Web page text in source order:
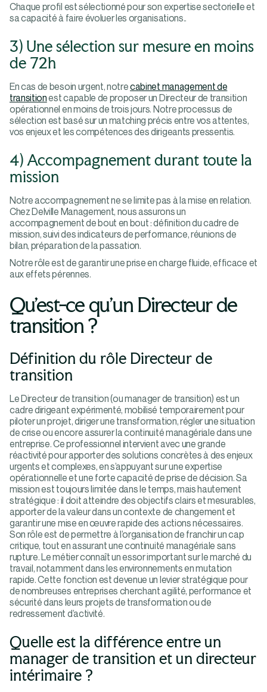
Chaque profil est sélectionné pour son expertise sectorielle et
sa capacité à faire évoluer les organisations..
3) Une sélection sur mesure en moins
de 72h
En cas de besoin urgent, notrecabinet management de
transitionest capable de proposer un Directeur de transition
opérationnel en moins de trois jours. Notre processus de
sélection est basé sur un matching précis entre vos attentes,
vos enjeux et les compétences des dirigeants pressentis.
4) Accompagnement durant toute la
mission
Notre accompagnement ne se limite pas à la mise en relation.
Chez Delville Management, nous assurons un
accompagnement de bout en bout : définition du cadre de
mission, suivi des indicateurs de performance, réunions de
bilan, préparation de la passation.
Notre rôle est de garantir une prise en charge fluide, efficace et
aux effets pérennes.
Qu’est-ce qu’un Directeur de
transition ?
Définition du rôle Directeur de
transition
Le Directeur de transition (ou manager de transition) est un
cadre dirigeant expérimenté, mobilisé temporairement pour
piloter un projet, diriger une transformation, régler une situation
de crise ou encore assurer la continuité managériale dans une
entreprise. Ce professionnel intervient avec une grande
réactivité pour apporter des solutions concrètes à des enjeux
urgents et complexes, en s’appuyant sur une expertise
opérationnelle et une forte capacité de prise de décision. Sa
mission est toujours limitée dans le temps, mais hautement
stratégique : il doit atteindre des objectifs clairs et mesurables,
apporter de la valeur dans un contexte de changement et
garantir une mise en œuvre rapide des actions nécessaires.
Son rôle est de permettre à l’organisation de franchir un cap
critique, tout en assurant une continuité managériale sans
rupture. Le métier connaît un essor important sur le marché du
travail, notamment dans les environnements en mutation
rapide. Cette fonction est devenue un levier stratégique pour
de nombreuses entreprises cherchant agilité, performance et
sécurité dans leurs projets de transformation ou de
redressement d’activité.
Quelle est la différence entre un
manager de transition et un directeur
intérimaire ?